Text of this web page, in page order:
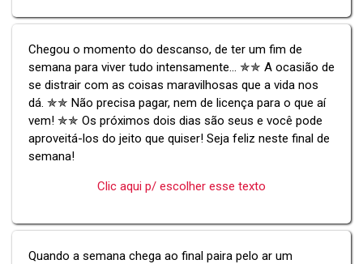
Chegou o momento do descanso, de ter um fim de
semana para viver tudo intensamente... ✯✯ A ocasião de
se distrair com as coisas maravilhosas que a vida nos
dá. ✯✯ Não precisa pagar, nem de licença para o que aí
vem! ✯✯ Os próximos dois dias são seus e você pode
aproveitá-los do jeito que quiser! Seja feliz neste final de
semana!
Clic aqui p/ escolher esse texto
Quando a semana chega ao final paira pelo ar um